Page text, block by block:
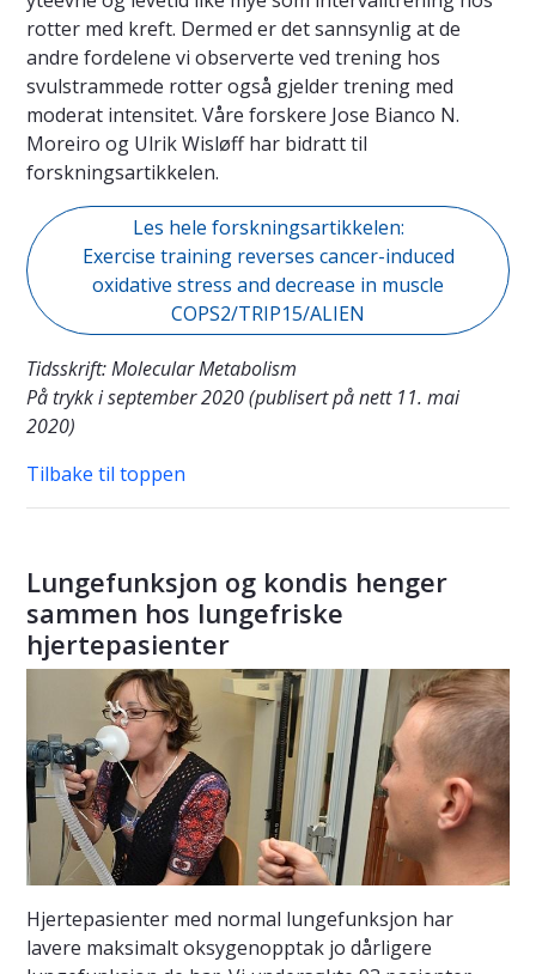
rotter med kreft. Dermed er det sannsynlig at de
andre fordelene vi observerte ved trening hos
svulstrammede rotter også gjelder trening med
moderat intensitet. Våre forskere Jose Bianco N.
Moreiro og Ulrik Wisløff har bidratt til
forskningsartikkelen.
Les hele forskningsartikkelen:
Exercise training reverses cancer-induced
oxidative stress and decrease in muscle
COPS2/TRIP15/ALIEN
Tidsskrift: Molecular Metabolism
På trykk i september 2020 (publisert på nett 11. mai
2020)
Tilbake til toppen
Lungefunksjon og kondis henger
sammen hos lungefriske
hjertepasienter
Hjertepasienter med normal lungefunksjon har
lavere maksimalt oksygenopptak jo dårligere